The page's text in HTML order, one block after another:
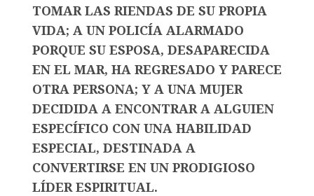
TOMAR LAS RIENDAS DE SU PROPIA
VIDA; A UN POLICÍA ALARMADO
PORQUE SU ESPOSA, DESAPARECIDA
EN EL MAR, HA REGRESADO Y PARECE
OTRA PERSONA; Y A UNA MUJER
DECIDIDA A ENCONTRAR A ALGUIEN
ESPECÍFICO CON UNA HABILIDAD
ESPECIAL, DESTINADA A
CONVERTIRSE EN UN PRODIGIOSO
LÍDER ESPIRITUAL.